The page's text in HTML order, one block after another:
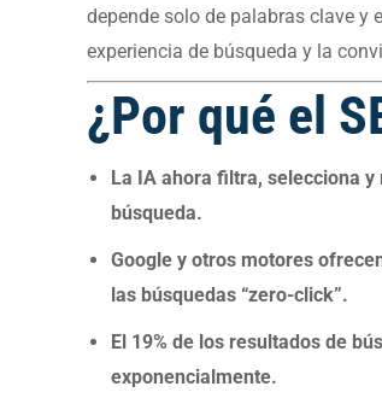
depende solo de palabras clave y
experiencia de búsqueda y la
¿Por qué el
La IA ahora filtra, selecciona
búsqueda.
Google y otros motores
las búsquedas “zero-click”.
El 19% de los resultados de
exponencialmente.